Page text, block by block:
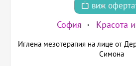
виж
София Красота
Иглена мезотерапия на лице от
Симона